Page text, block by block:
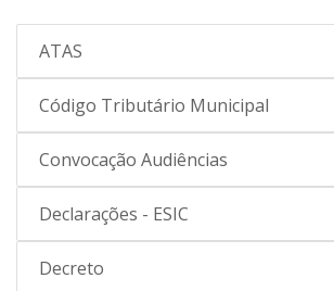
ATAS
Código Tributário Municipal
Convocação Audiências
Declarações - ESIC
Decreto